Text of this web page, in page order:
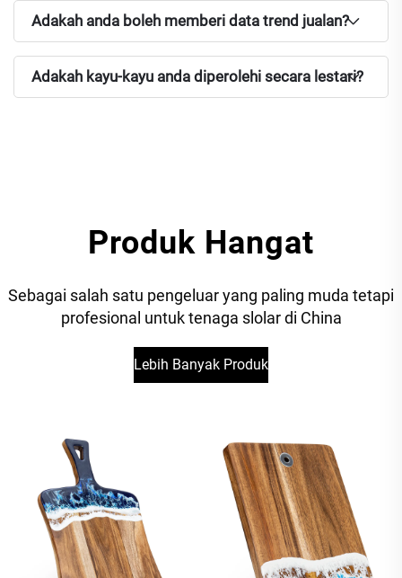
Adakah anda boleh memberi data trend jualan?
Adakah kayu-kayu anda diperolehi secara lestari?
Produk Hangat
Sebagai salah satu pengeluar yang paling muda tetapi
profesional untuk tenaga slolar di China
Lebih Banyak Produk